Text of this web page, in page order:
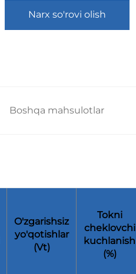
Narx so'rovi olish
Boshqa mahsulotlar
O'zgarishsiz
yo'qotishlar
(Vt)
Tokni
cheklovchi
kuchlanish
(%)